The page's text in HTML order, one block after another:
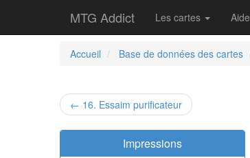
MTG Addict Les cartes Aide
Accueil
Base de données des cartes
← 16. Essaim purificateur
Impressions